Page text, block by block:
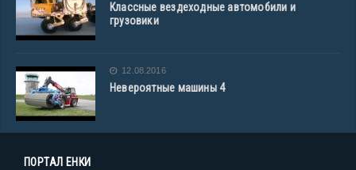
Классные вездеходные автомобили и
грузовики
12.08.2016
Невероятные машины 4
ПОРТАЛ ЕНКИ